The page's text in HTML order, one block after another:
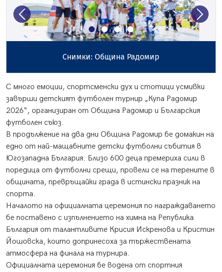
Previous Next
С много емоции, спортсменски дух и стотици усмивки
завърши детският футболен турнир „Купа Радомир
2026“, организиран от Община Радомир и Българския
футболен съюз.
В продължение на два дни Община Радомир бе домакин на
едно от най-мащабните детски футболни събития в
Югозападна България. Близо 600 деца премериха сили в
поредица от футболни срещи, провели се на терените в
общината, превръщайки града в истински празник на
спорта.
Началото на официалната церемония по награждаването
бе поставено с изпълнението на химна на Република
България от талантливите Крисия Искренова и Кристин
Йошовска, които допринесоха за тържествената
атмосфера на финала на турнира.
Официалната церемония бе водена от спортния